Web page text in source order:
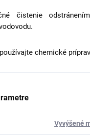
čistenie
chemické
Vyvýšené